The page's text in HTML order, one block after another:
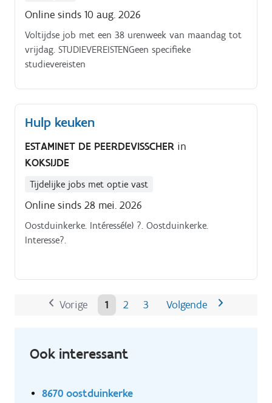
Online sinds 10 aug. 2026
Voltijdse job met een 38 urenweek van maandag tot
vrijdag. STUDIEVEREISTENGeen specifieke
studievereisten
Hulp keuken
ESTAMINET DE PEERDEVISSCHER in
KOKSIJDE
Tijdelijke jobs met optie vast
Online sinds 28 mei. 2026
Oostduinkerke. Intéressé(e) ?. Oostduinkerke.
Interesse?.
Vorige 1 2 3 Volgende
Ook interessant
8670 oostduinkerke